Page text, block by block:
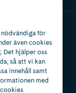
(japp du läste
att håret torkar ut
nödvändiga för
även cookies
hjälper oss
så att vi kan
innehåll samt
med